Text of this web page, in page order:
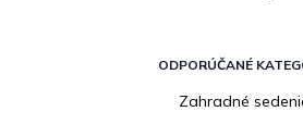
ODPORÚČANÉ
Zahradné